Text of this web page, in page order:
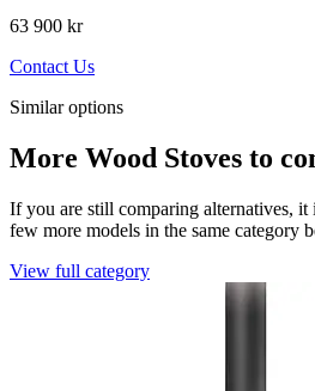
63 900 kr
Contact Us
Similar options
More Wood Stoves to
If you are still comparing alternatives, it
few more models in the same category
View full category